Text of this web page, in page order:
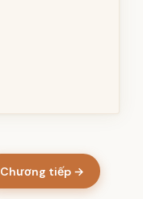
Chương tiếp →